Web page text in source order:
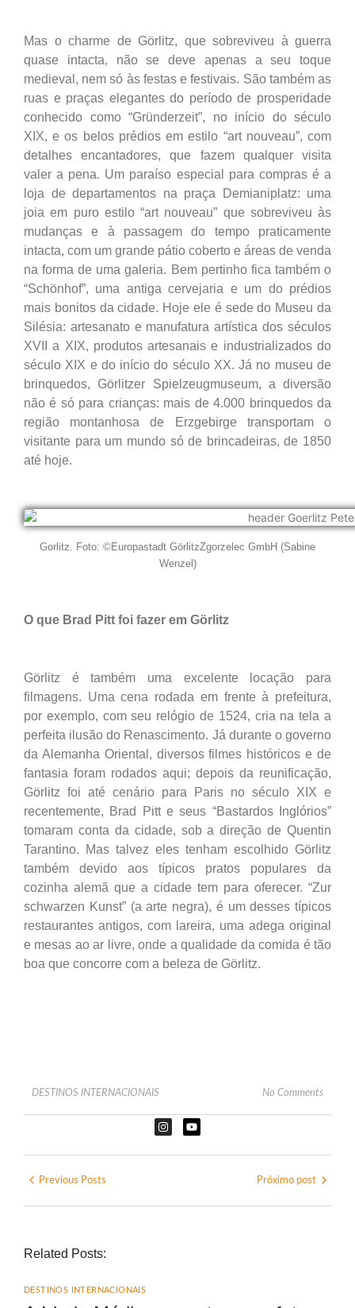
Mas o charme de Görlitz, que sobreviveu à guerra
quase intacta, não se deve apenas a seu toque
medieval, nem só às festas e festivais. São também as
ruas e praças elegantes do período de prosperidade
conhecido como “Gründerzeit”, no início do século
XIX, e os belos prédios em estilo “art nouveau”, com
detalhes encantadores, que fazem qualquer visita
valer a pena. Um paraíso especial para compras é a
loja de departamentos na praça Demianiplatz: uma
joia em puro estilo “art nouveau” que sobreviveu às
mudanças e à passagem do tempo praticamente
intacta, com um grande pátio coberto e áreas de venda
na forma de uma galeria. Bem pertinho fica também o
“Schönhof”, uma antiga cervejaria e um do prédios
mais bonitos da cidade. Hoje ele é sede do Museu da
Silésia: artesanato e manufatura artística dos séculos
XVII a XIX, produtos artesanais e industrializados do
século XIX e do início do século XX. Já no museu de
brinquedos, Görlitzer Spielzeugmuseum, a diversão
não é só para crianças: mais de 4.000 brinquedos da
região montanhosa de Erzgebirge transportam o
visitante para um mundo só de brincadeiras, de 1850
até hoje.
Gorlitz. Foto: ©Europastadt GörlitzZgorzelec GmbH (Sabine
Wenzel)
O que Brad Pitt foi fazer em Görlitz
Görlitz é também uma excelente locação para
filmagens. Uma cena rodada em frente à prefeitura,
por exemplo, com seu relógio de 1524, cria na tela a
perfeita ilusão do Renascimento. Já durante o governo
da Alemanha Oriental, diversos filmes históricos e de
fantasia foram rodados aqui; depois da reunificação,
Görlitz foi até cenário para Paris no século XIX e
recentemente, Brad Pitt e seus “Bastardos Inglórios”
tomaram conta da cidade, sob a direção de Quentin
Tarantino. Mas talvez eles tenham escolhido Görlitz
também devido aos típicos pratos populares da
cozinha alemã que a cidade tem para oferecer. “Zur
schwarzen Kunst” (a arte negra), é um desses típicos
restaurantes antigos, com lareira, uma adega original
e mesas ao ar livre, onde a qualidade da comida é tão
boa que concorre com a beleza de Görlitz.
DESTINOS INTERNACIONAIS No Comments
Previous Posts Próximo post
Related Posts:
DESTINOS INTERNACIONAIS